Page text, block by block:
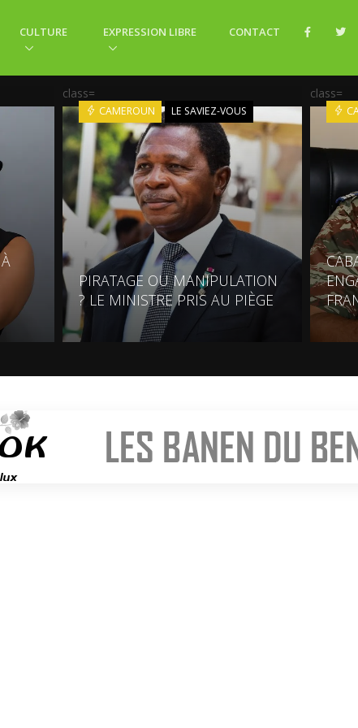
CULTURE EXPRESSION LIBRE CONTACT
class=
CAMEROUN LE SAVIEZ-VOUS
PIRATAGE OU MANIPULATION
? LE MINISTRE PRIS AU PIÈGE
class=